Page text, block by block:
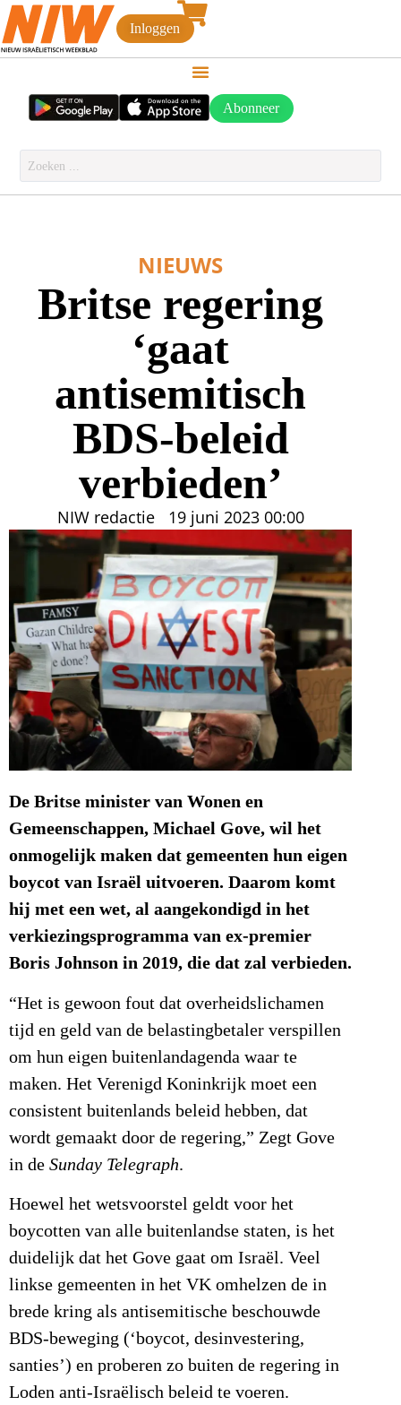
Inloggen
Abonneer
NIEUWS
Britse regering
‘gaat
antisemitisch
BDS-beleid
verbieden’
NIW redactie 19 juni 2023 00:00
De Britse minister van Wonen en
Gemeenschappen, Michael Gove, wil het
onmogelijk maken dat gemeenten hun eigen
boycot van Israël uitvoeren. Daarom komt
hij met een wet, al aangekondigd in het
verkiezingsprogramma van ex-premier
Boris Johnson in 2019, die dat zal verbieden.
“Het is gewoon fout dat overheidslichamen
tijd en geld van de belastingbetaler verspillen
om hun eigen buitenlandagenda waar te
maken. Het Verenigd Koninkrijk moet een
consistent buitenlands beleid hebben, dat
wordt gemaakt door de regering,” Zegt Gove
in de Sunday Telegraph.
Hoewel het wetsvoorstel geldt voor het
boycotten van alle buitenlandse staten, is het
duidelijk dat het Gove gaat om Israël. Veel
linkse gemeenten in het VK omhelzen de in
brede kring als antisemitische beschouwde
BDS-beweging (‘boycot, desinvestering,
santies’) en proberen zo buiten de regering in
Loden anti-Israëlisch beleid te voeren.